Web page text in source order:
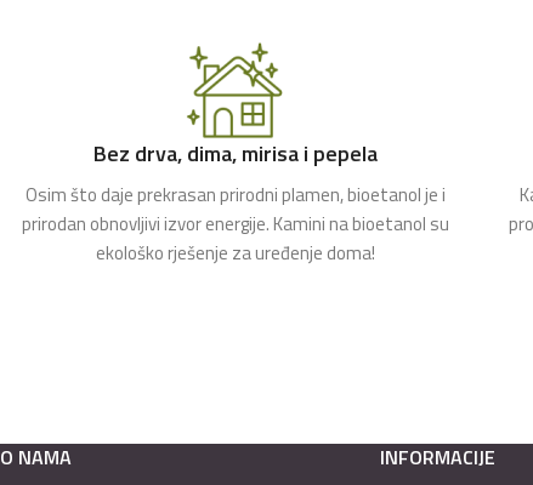
Bez drva, dima, mirisa i pepela
Osim što daje prekrasan prirodni plamen, bioetanol je i
prirodan obnovljivi izvor energije. Kamini na bioetanol su
ekološko rješenje za uređenje doma!
O NAMA INFORMACIJE